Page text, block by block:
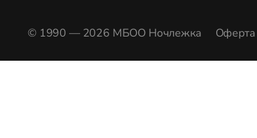
© 1990 — 2026 МБОО Ночлежка Оферта